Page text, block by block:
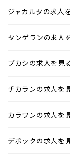
ジャカルタの求人
タンゲランの求人
ブカシの求人を見
チカランの求人を
カラワンの求人を
デポックの求人を